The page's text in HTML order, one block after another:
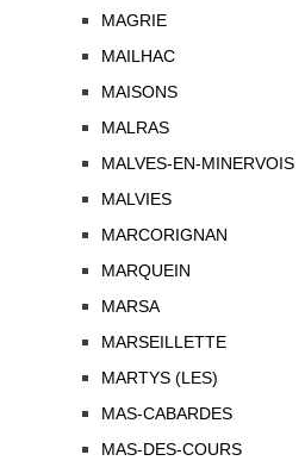
MAGRIE
MAILHAC
MAISONS
MALRAS
MALVES-EN-MINERVOIS
MALVIES
MARCORIGNAN
MARQUEIN
MARSA
MARSEILLETTE
MARTYS (LES)
MAS-CABARDES
MAS-DES-COURS